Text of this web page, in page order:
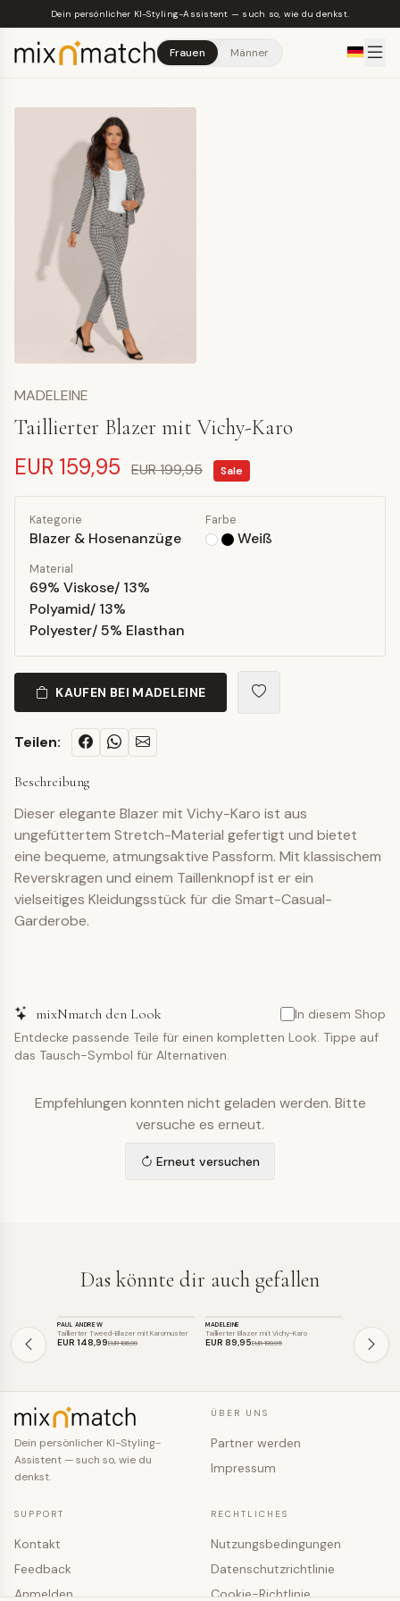
Skip to main content
Dein persönlicher KI-Styling-Assistent — such so, wie du denkst.
Frauen Männer
MADELEINE
Taillierter Blazer mit Vichy-Karo
EUR 159,95 EUR 199,95 Sale
Kategorie
Blazer & Hosenanzüge
Farbe
Weiß
Material
69% Viskose/ 13%
Polyamid/ 13%
Polyester/ 5% Elasthan
KAUFEN BEI MADELEINE
Teilen:
Beschreibung
Dieser elegante Blazer mit Vichy-Karo ist aus
ungefüttertem Stretch-Material gefertigt und bietet
eine bequeme, atmungsaktive Passform. Mit klassischem
Reverskragen und einem Taillenknopf ist er ein
vielseitiges Kleidungsstück für die Smart-Casual-
Garderobe.
mixNmatch den Look
In diesem Shop
Entdecke passende Teile für einen kompletten Look. Tippe auf
das Tausch-Symbol für Alternativen.
Empfehlungen konnten nicht geladen werden. Bitte
versuche es erneut.
Erneut versuchen
Das könnte dir auch gefallen
SALE
PAUL ANDREW
Taillierter Tweed-Blazer mit Karomuster
EUR 148,99EUR 186,99
SALE
MADELEINE
Taillierter Blazer mit Vichy-Karo
EUR 89,95EUR 199,95
SALE
EUR 148
Dein persönlicher KI-Styling-
Assistent — such so, wie du
denkst.
ÜBER UNS
Partner werden
Impressum
SUPPORT
Kontakt
Feedback
Anmelden
RECHTLICHES
Nutzungsbedingungen
Datenschutzrichtlinie
Cookie-Richtlinie